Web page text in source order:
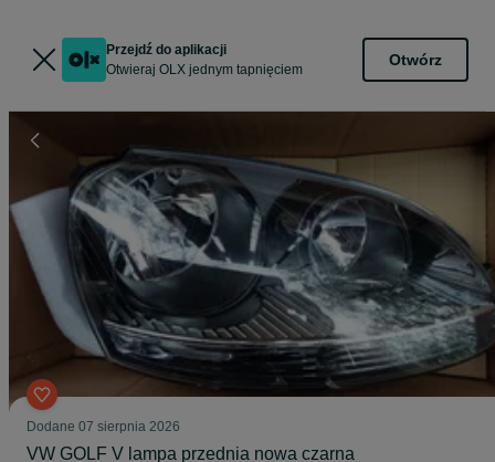
Przejdź do aplikacji
Otwieraj OLX jednym tapnięciem
Otwórz
Dodane 07 sierpnia 2026
VW GOLF V lampa przednia nowa czarna